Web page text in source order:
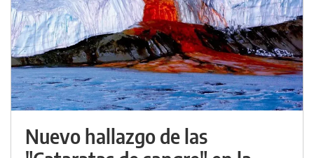
Nuevo hallazgo de las